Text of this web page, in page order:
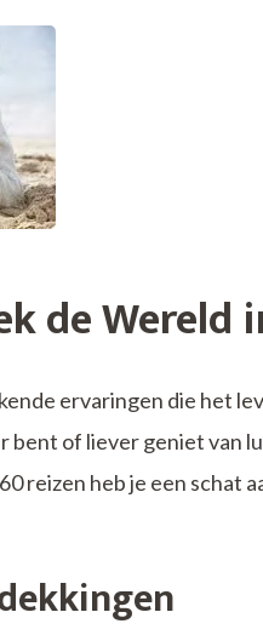
de Wereld
ervaringen die het
of liever geniet van
reizen heb je een schat